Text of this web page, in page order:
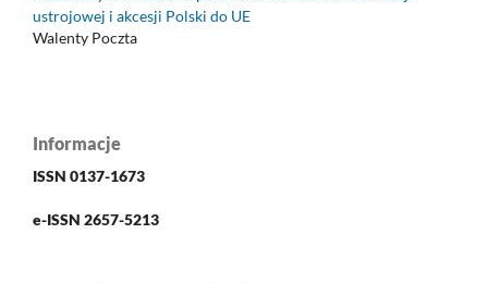
ustrojowej i akcesji Polski do UE
Walenty Poczta
Informacje
ISSN 0137-1673
e-ISSN 2657-5213